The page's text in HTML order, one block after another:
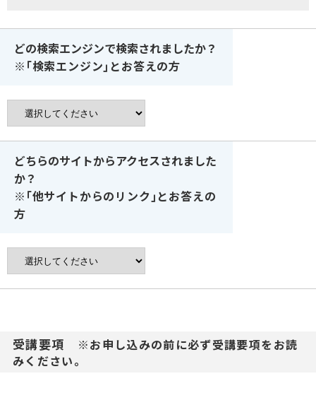
どの検索エンジンで検索されましたか？
※｢検索エンジン｣とお答えの方
どちらのサイトからアクセスされました
か？
※｢他サイトからのリンク｣とお答えの
方
受講要項
※お申し込みの前に必ず受講要項をお読
みください。